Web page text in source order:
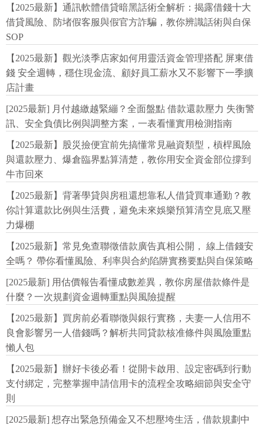
【2025最新】通訊軟體借貸暗黑話術全解析：揭露借錢十大
借貸風險、防堵假客服與假官方詐騙，教你辨識話術與自保
SOP
【2025最新】觀光淡季店家如何用靈活資金管理搭配 屏東借
錢 安全週轉，穩住現金流、顧好員工薪水又不影響下一季擴
店計畫
[2025最新] 月付越繳越緊繃？全面盤點 借款還款壓力 失衡警
訊、安全負債比例與調整方案，一表看懂實用檢測指南
【2025最新】股災撿便宜前先搞懂常見融資類型，槓桿風險
與還款壓力、爆倉臨界點算清楚，教你用安全資金部位撐到
牛市回來
【2025最新】背著學貸與房租還想靠私人借貸買車通勤？教
你計算還款比例與生活費，避免未來娛樂預算清空見底又壓
力爆棚
【2025最新】常見免查聯徵借款廣告真相公開， 線上借錢安
全嗎？ 帶你看懂風險、利率與合約陷阱實務要點與自保策略
[2025最新] 用估價報告看懂成數差異，教你房屋借款條件是
什麼？一次規劃資金週轉重點與風險提醒
【2025最新】買房前必看聯徵與銀行實務，夫妻一人信用不
良會影響另一人借錢嗎？解析共同貸款核准條件與風險重點
懶人包
【2025最新】辦好卡後必看！從開卡啟用、設定密碼到行動
支付綁定，完整掌握申請信用卡的流程全攻略細節與安全守
則
[2025最新] 想存出緊急預備金又不想壓垮生活，借款規劃中